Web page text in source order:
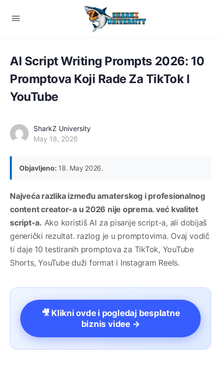
AI Script Writing Prompts 2026: 10
Promptova Koji Rade Za TikTok I
YouTube
SharkZ University
May 18, 2026
Objavljeno:18. May 2026.
Najveća razlika između amaterskog i profesionalnog
content creator-a u 2026 nije oprema. već kvalitet
script-a. Ako koristiš AI za pisanje script-a, ali dobijaš
generički rezultat. razlog je u promptovima. Ovaj vodič
ti daje 10 testiranih promptova za TikTok, YouTube
Shorts, YouTube duži format i Instagram Reels.
🎥 Klikni ovde i pogledaj besplatne
biznis videe →